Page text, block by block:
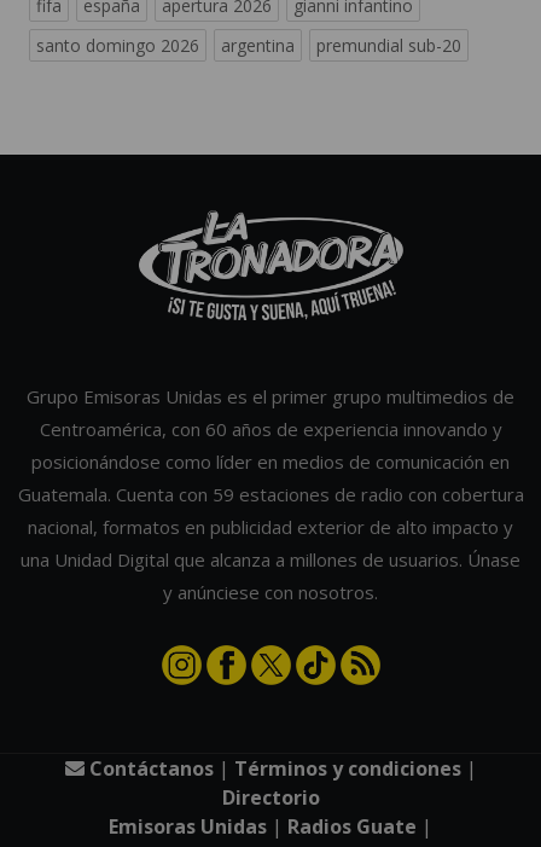
fifa
españa apertura 2026
gianni infantino
santo domingo 2026
argentina premundial sub-20
Grupo Emisoras Unidas es el primer grupo multimedios de
Centroamérica, con 60 años de experiencia innovando y
posicionándose como líder en medios de comunicación en
Guatemala. Cuenta con 59 estaciones de radio con cobertura
nacional, formatos en publicidad exterior de alto impacto y
una Unidad Digital que alcanza a millones de usuarios. Únase
y anúnciese con nosotros.
Contáctanos| Términos y condiciones|
Directorio
Emisoras Unidas | Radios Guate |